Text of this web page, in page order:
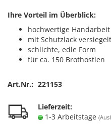
Ihre Vorteil im Überblick:
hochwertige Handarbeit
mit Schutzlack versiegelt
schlichte, edle Form
für ca. 150 Brothostien
Art.Nr.: 221153
Lieferzeit:
1-3 Arbeitstage